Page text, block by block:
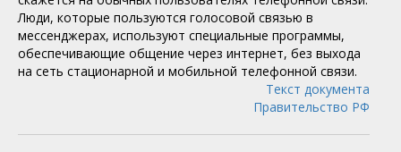
Люди, которые пользуются голосовой связью в
мессенджерах, используют специальные программы,
обеспечивающие общение через интернет, без выхода
на сеть стационарной и мобильной телефонной связи.
Текст документа
Правительство РФ